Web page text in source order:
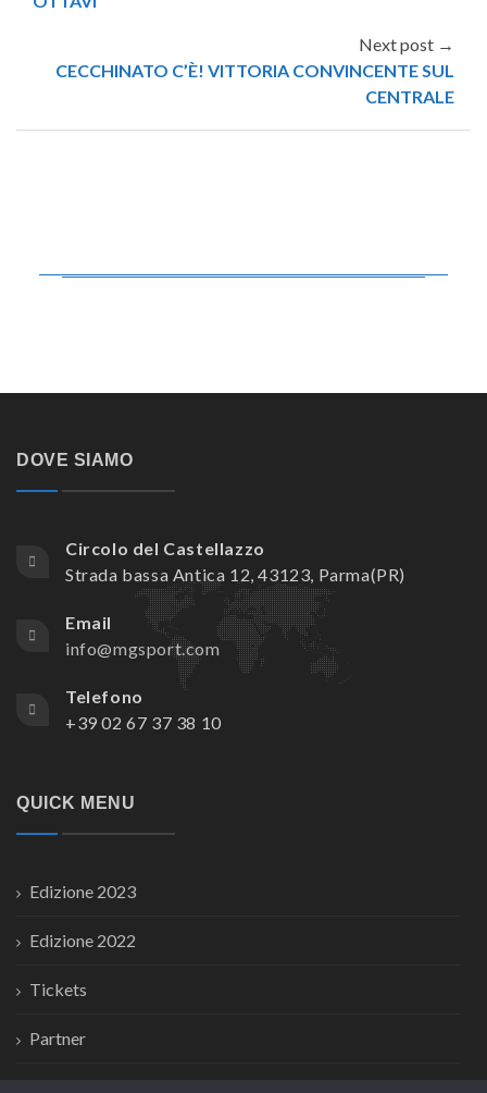
Next post →
CECCHINATO C’È! VITTORIA CONVINCENTE SUL
CENTRALE
DOVE SIAMO
Circolo del Castellazzo
Strada bassa Antica 12, 43123, Parma(PR)
Email
info@mgsport.com
Telefono
+39 02 67 37 38 10
QUICK MENU
Edizione 2023
Edizione 2022
Tickets
Partner
News